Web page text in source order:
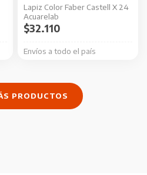
Lapiz Color Faber Castell X 24
Acuarelab
Envíos a todo el país
$32.110
PRODUCTOS